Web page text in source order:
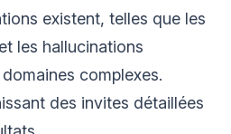
existent, telles que les
les hallucinations
complexes.
des invites détaillées